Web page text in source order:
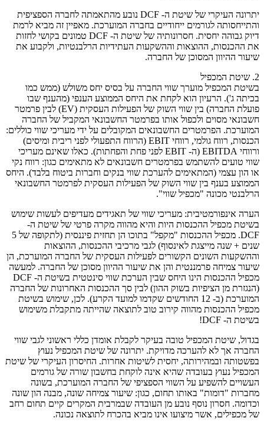
יתרונה העיקרי של שיטת ה- DCF נובע מהתאמתה לחברה הספציפית
והתייחסותה לגורמים ייחודיים בחברה המוערכת. מאפיין זה מביא לרמת
דיוק גבוהה יחסית. חסרונותיה של שיטת ה- DCF טמונים בקושי לחזות
את ההכנסות, ההוצאות וההשקעות העתידיות הרלבנטיות, ולקבוע את
שיעור ההיוון המסוכן של החברה.
2. שיטת המכפיל
בשיטת המכפיל מוערך שווי החברה על בסיס יחס משולש (ממש כמו
בכיתה ג'). הרעיון הוא לקחת את היחס הממוצע הענפי (מהענף שבו
פועלת החברה) בין שווי השוק של הפעילות העסקית (EV) לבין פרמטר
חשבונאי מסוים ולכפול אותו בפרמטר החשבונאי המקביל של החברה
המוערכת. הפרמטרים החשבונאים המקובלים על ידי מעריכי שווי כוללים:
הכנסות, רווח גולמי, רווחי EBIT (הרווח התפעולי לפני ריבית ומיסים)
ורווחי EBITDA (ה- EBIT לפני פחת והפחתות). כאלו שאינם מעריכי
שווי טועים להשתמש בפרמטרים חשבונאים לא מתאימים כגון: רווח נקי
או הון עצמי (המתאימים להערכת שווי בנקים וחברות ביטוח בלבד). היחס
הממוצע בענף בין שווי השוק של הפעילות העסקית לפרמטר החשבונאי
הרלבנטי מכונה "מכפיל שווי".
הערה אינפורמטיבית: מעריכי שווי של תאגידים מעדיפים לעשות שימוש
בשיטת מכפיל ההכנסות היות והיא מהווה מקרה פרטי של שיטת ה-
DCF. מכפיל ההכנסות "מקפל" בתוכו הן תחזית פיננסית (לתקופה של 5
שנים + שנה מייצגת לאינסוף) לגבי מרכיבי ההכנסות, ההוצאות
וההשקעות השונים הקשורים לפעילות העסקית של החברה המוערכת, הן
שיעור צמיחה פרמננטית והן את שיעור ההיוון מסוכן של החברה. למעשה
מכפיל ההכנסות הינו היחס שבין הערכת שווי סינטטית בשיטת ה- DCF
(הנגזרת מן הציפיות בשוק ההון) לבין סך ההכנסות האחרונות של החברה
המוערכת (ב- 12 החודשים שקדמו למועד הקרע). לכן, שימוש בשיטת
מכפיל ההכנסות מהווה קירוב טוב לתוצאה שהייתה מתקבלת משימוש
בשיטת ה- DCF!
בגדול, שיטת המכפיל טובה בעיקר לקבלת אומדן כללי ראשוני לגבי שווי
החברה אך לא להערכה מדויקת. יתרונה של שיטת המכפיל נעוץ
בפשטותה ובמהירותה, יחסית לשיטות אחרות. החיסרון העיקרי של שיטת
המכפיל נעוץ בעובדה שהיא אינה לוקחת בחשבון שורה של גורמים
העשויים להשפיע על השווי הספציפי של החברה המוערכת, בשונה
מחברות "דומות" באותו תחום, כגון: שיעור צמיחה שונה, מבנה הון שונה
וכדומה. חסרון נוסף נובע מן העובדה שבמרבית המקרים קיים תחום רחב
של מכפילים, אשר מיצועו אינו מביא בהכרח לתוצאה נכונה.